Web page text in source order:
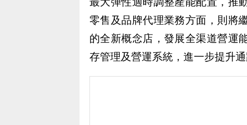
零售及品牌代理業務方面，則將
的全新概念店，發展全渠道營運
存管理及營運系統，進一步提升通